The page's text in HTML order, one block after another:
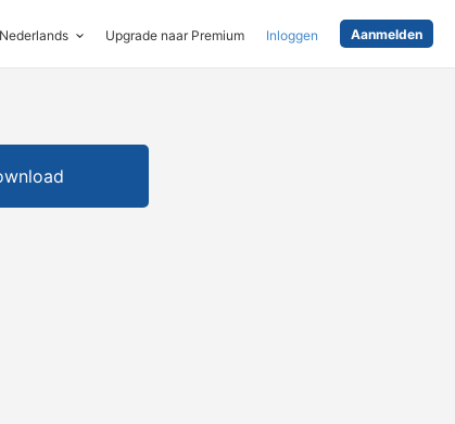
Nederlands Upgrade naar Premium Inloggen Aanmelden